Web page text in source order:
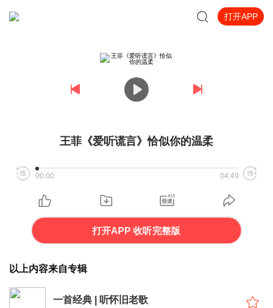
打开APP
王菲《爱听谎言》恰似你的温柔
00:00 04:49
打开APP 收听完整版
以上内容来自专辑
一首经典 | 听怀旧老歌